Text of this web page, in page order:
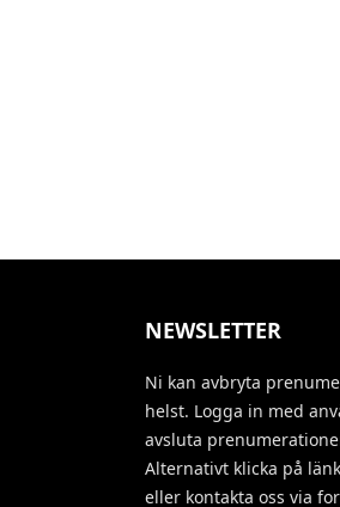
NEWSLETTER
Ni kan avbryta
helst. Logga in med
avsluta
Alternativt klicka på
eller kontakta oss via